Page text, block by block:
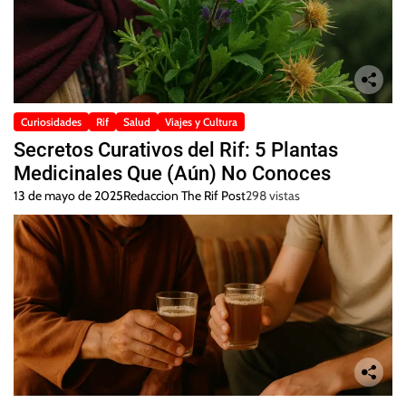
Curiosidades Rif Salud Viajes y Cultura
Secretos Curativos del Rif: 5 Plantas
Medicinales Que (Aún) No Conoces
13 de mayo de 2025Redaccion The Rif Post298 vistas